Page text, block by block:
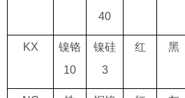
40
KX
镍铬
10
镍硅
3
红 黑